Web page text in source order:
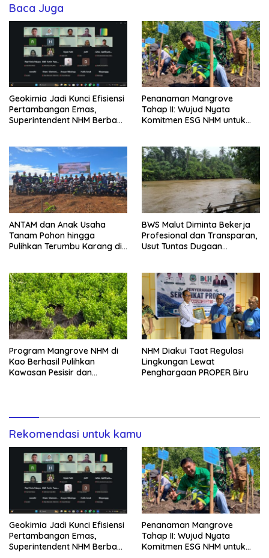
Baca Juga
Geokimia Jadi Kunci Efisiensi
Pertambangan Emas,
Superintendent NHM Berbagi
Penanaman Mangrove
Tahap II: Wujud Nyata
Komitmen ESG NHM untuk
ANTAM dan Anak Usaha
Tanam Pohon hingga
Pulihkan Terumbu Karang di
BWS Malut Diminta Bekerja
Profesional dan Transparan,
Usut Tuntas Dugaan
Program Mangrove NHM di
Kao Berhasil Pulihkan
Kawasan Pesisir dan
NHM Diakui Taat Regulasi
Lingkungan Lewat
Penghargaan PROPER Biru
Rekomendasi untuk kamu
Geokimia Jadi Kunci Efisiensi
Pertambangan Emas,
Superintendent NHM Berbagi
Penanaman Mangrove
Tahap II: Wujud Nyata
Komitmen ESG NHM untuk